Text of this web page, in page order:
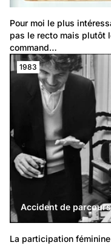
Pour moi le plus
pas le recto mais plutôt
command…
1983
Accident de
La participation